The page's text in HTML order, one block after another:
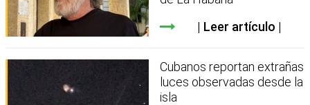
Leer artículo
Cubanos reportan extrañas
luces observadas desde la
isla